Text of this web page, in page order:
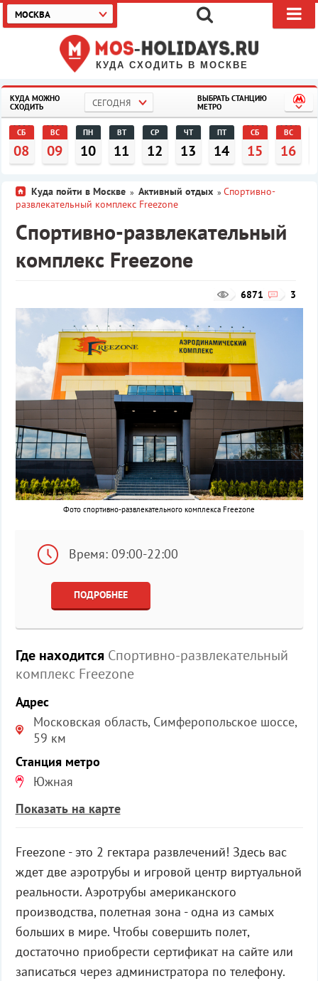
КУДА СХОДИТЬ В МОСКВЕ
МОСКВА
КУДА МОЖНО
СХОДИТЬ
СЕГОДНЯ
ВЫБРАТЬ СТАНЦИЮ
МЕТРО
СБ
08
ВС
09
ПН
10
ВТ
11
СР
12
ЧТ
13
ПТ
14
СБ
15
ВС
16
Куда пойти в Москве » Активный отдых » Спортивно-
развлекательный комплекс Freezone
Спортивно-развлекательный
комплекс Freezone
3
6871
Фото спортивно-развлекательного комплекса Freezone
Время: 09:00-22:00
ПОДРОБНЕЕ
Где находится Спортивно-развлекательный
комплекс Freezone
Адрес
Московская область, Симферопольское шоссе,
59 км
Станция метро
Южная
Показать на карте
Freezone - это 2 гектара развлечений! Здесь вас
ждет две аэротрубы и игровой центр виртуальной
реальности. Аэротрубы американского
производства, полетная зона - одна из самых
больших в мире. Чтобы совершить полет,
достаточно приобрести сертификат на сайте или
записаться через администратора по телефону.